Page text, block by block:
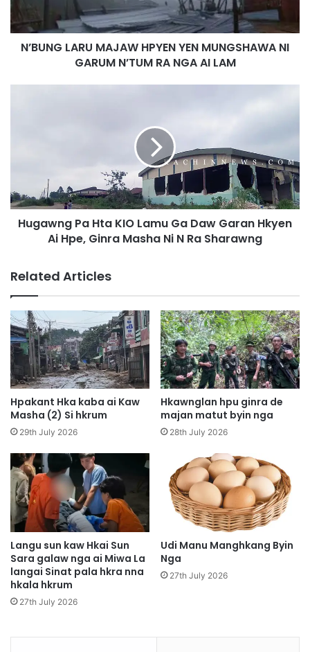
L
A
R
N
Y
N
G
S
H
A
W
A
N
G
U
M
N
T
U
M
R
A
N
G
N’BUNG LARU MAJAW HPYEN YEN MUNGSHAWA NI
GARUM N’TUM RA NGA AI LAM
P
a
I
O
L
a
m
u
G
a
D
a
w
a
r
n
H
k
y
e
n
A
i
Hugawng Pa Hta KIO Lamu Ga Daw Garan Hkyen
Ai Hpe, Ginra Masha Ni N Ra Sharawng
Related Articles
Hpakant Hka kaba ai Kaw
Masha (2) Si hkrum
29th July 2026
Hkawnglan hpu ginra de
majan matut byin nga
28th July 2026
Langu sun kaw Hkai Sun
Sara galaw nga ai Miwa La
langai Sinat pala hkra nna
hkala hkrum
27th July 2026
Udi Manu Manghkang Byin
Nga
27th July 2026